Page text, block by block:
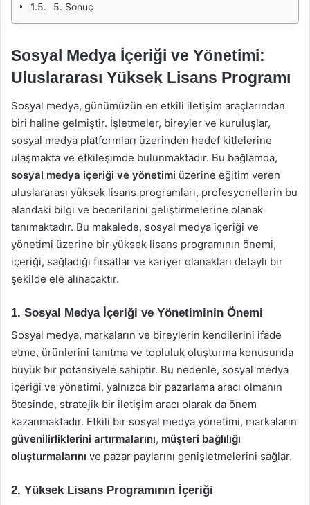
5. Sonuç
Sosyal Medya İçeriği ve Yönetimi:
Uluslararası Yüksek Lisans Programı
Sosyal medya, günümüzün en etkili iletişim araçlarından
biri haline gelmiştir. İşletmeler, bireyler ve kuruluşlar,
sosyal medya platformları üzerinden hedef kitlelerine
ulaşmakta ve etkileşimde bulunmaktadır. Bu bağlamda,
sosyal medya içeriği ve yönetimi üzerine eğitim veren
uluslararası yüksek lisans programları, profesyonellerin bu
alandaki bilgi ve becerilerini geliştirmelerine olanak
tanımaktadır. Bu makalede, sosyal medya içeriği ve
yönetimi üzerine bir yüksek lisans programının önemi,
içeriği, sağladığı fırsatlar ve kariyer olanakları detaylı bir
şekilde ele alınacaktır.
1. Sosyal Medya İçeriği ve Yönetiminin Önemi
Sosyal medya, markaların ve bireylerin kendilerini ifade
etme, ürünlerini tanıtma ve topluluk oluşturma konusunda
büyük bir potansiyele sahiptir. Bu nedenle, sosyal medya
içeriği ve yönetimi, yalnızca bir pazarlama aracı olmanın
ötesinde, stratejik bir iletişim aracı olarak da önem
kazanmaktadır. Etkili bir sosyal medya yönetimi, markaların
güvenilirliklerini artırmalarını, müşteri bağlılığı
oluşturmalarını ve pazar paylarını genişletmelerini sağlar.
2. Yüksek Lisans Programının İçeriği